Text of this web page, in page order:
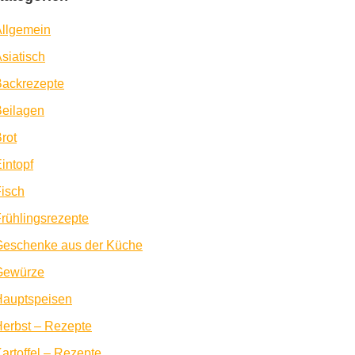
aus der Küche
– Rezepte